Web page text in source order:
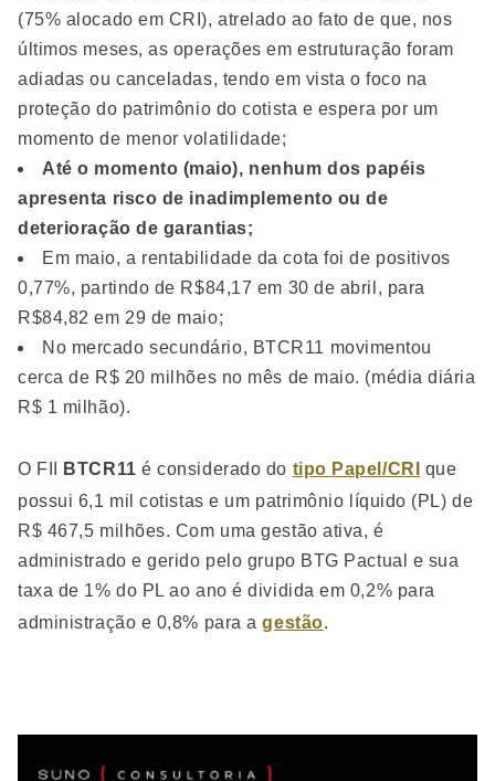
(75% alocado em CRI), atrelado ao fato de que, nos
últimos meses, as operações em estruturação foram
adiadas ou canceladas, tendo em vista o foco na
proteção do patrimônio do cotista e espera por um
momento de menor volatilidade;
Até o momento (maio), nenhum dos papéis
apresenta risco de inadimplemento ou de
deterioração de garantias;
Em maio, a rentabilidade da cota foi de positivos
0,77%, partindo de R$84,17 em 30 de abril, para
R$84,82 em 29 de maio;
No mercado secundário, BTCR11 movimentou
cerca de R$ 20 milhões no mês de maio. (média diária
R$ 1 milhão).
O FII BTCR11 é considerado do tipo Papel/CRI
que
possui 6,1 mil cotistas e um patrimônio líquido (PL) de
R$ 467,5 milhões. Com uma gestão ativa, é
administrado e gerido pelo grupo BTG Pactual e sua
taxa de 1% do PL ao ano é dividida em 0,2% para
administração e 0,8% para agestão.